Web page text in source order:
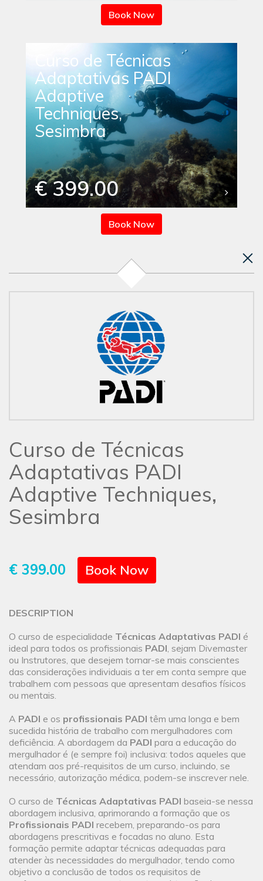
Book Now
Curso de Técnicas
Adaptativas PADI
Adaptive
Techniques,
Sesimbra
€ 399.00
Book Now
Curso de Técnicas
Adaptativas PADI
Adaptive Techniques,
Sesimbra
€ 399.00 Book Now
DESCRIPTION
O curso de especialidade Técnicas Adaptativas PADI é
ideal para todos os profissionais PADI, sejam Divemaster
ou Instrutores, que desejem tornar-se mais conscientes
das considerações individuais a ter em conta sempre que
trabalhem com pessoas que apresentam desafios físicos
ou mentais.
A PADI e os profissionais PADI têm uma longa e bem
sucedida história de trabalho com mergulhadores com
deficiência. A abordagem da PADI para a educação do
mergulhador é (e sempre foi) inclusiva: todos aqueles que
atendam aos pré-requisitos de um curso, incluindo, se
necessário, autorização médica, podem-se inscrever nele.
O curso de Técnicas Adaptativas PADI baseia-se nessa
abordagem inclusiva, aprimorando a formação que os
Profissionais PADI recebem, preparando-os para
abordagens prescritivas e focadas no aluno. Esta
formação permite adaptar técnicas adequadas para
atender às necessidades do mergulhador, tendo como
objetivo a conclusão de todos os requisitos de